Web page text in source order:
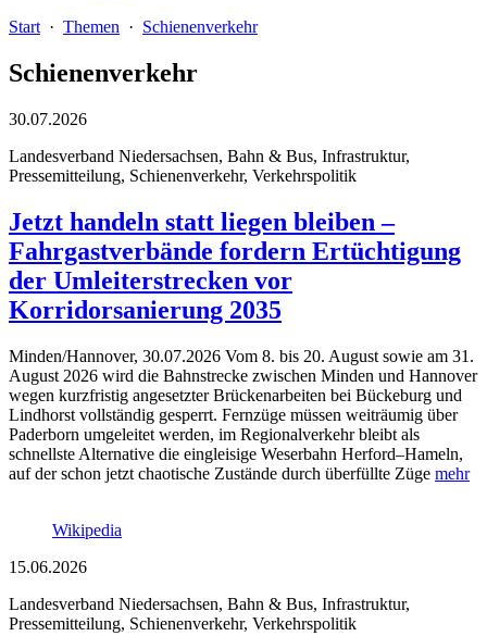
Start · Themen · Schienenverkehr
Schienenverkehr
30.07.2026
Landesverband Niedersachsen, Bahn & Bus, Infrastruktur,
Pressemitteilung, Schienenverkehr, Verkehrspolitik
Jetzt handeln statt liegen bleiben –
Fahrgastverbände fordern Ertüchtigung
der Umleiterstrecken vor
Korridorsanierung 2035
Minden/Hannover, 30.07.2026 Vom 8. bis 20. August sowie am 31.
August 2026 wird die Bahnstrecke zwischen Minden und Hannover
wegen kurzfristig angesetzter Brückenarbeiten bei Bückeburg und
Lindhorst vollständig gesperrt. Fernzüge müssen weiträumig über
Paderborn umgeleitet werden, im Regionalverkehr bleibt als
schnellste Alternative die eingleisige Weserbahn Herford–Hameln,
auf der schon jetzt chaotische Zustände durch überfüllte Züge mehr
Wikipedia
15.06.2026
Landesverband Niedersachsen, Bahn & Bus, Infrastruktur,
Pressemitteilung, Schienenverkehr, Verkehrspolitik